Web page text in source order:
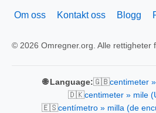
Om oss Kontakt oss Blogg
© 2026 Omregner.org. Alle rettigheter
🌐 Language:🇬🇧centimeter
🇩🇰centimeter » mile
🇪🇸centímetro » milla (de